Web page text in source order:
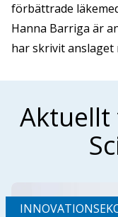
förbättrade
Hanna Barriga är
har skrivit anslaget
Aktuellt